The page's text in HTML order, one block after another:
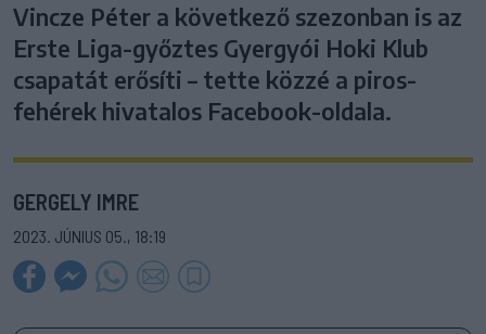
Vincze Péter a következő szezonban is az
Erste Liga-győztes Gyergyói Hoki Klub
csapatát erősíti – tette közzé a piros-
fehérek hivatalos Facebook-oldala.
GERGELY IMRE
2023. JÚNIUS 05., 18:19